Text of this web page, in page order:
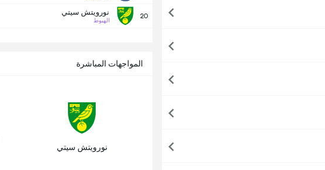
20 نورويتش سيتي
الهبوط
المواجهات المباشرة
نورويتش سيتي